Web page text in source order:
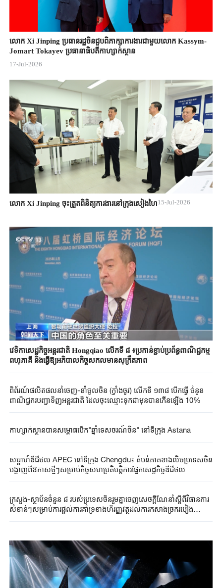
លោក Xi Jinping ប្រធានរដ្ឋចិន​ជួបពិភាក្សា​ការងារជាមួយ​លោក Kassym-
Jomart ​Tokayev ​ប្រធានាធិបតី​កាហ្សាក់ស្ថាន​
17-Jul-2026
លោក Xi Jinping ចុះត្រួតពិនិត្យការងារនៅក្រុងសៀងហៃ15-Jul-2026
វេទិកាសេដ្ឋកិច្ចអន្តរជាតិ​​ Hongqiao​ លើកទី ៨ ៖ប្រកាន់ខ្ជាប់​ប្រព័ន្ធពាណិជ្ជកម្ម​
ពហុភាគី ​និងធ្វើឱ្យ​អភិបាលកិច្ចសកលមានសុក្រឹតភាព
ពិព័រណ៍ផលិតផលនាំចេញ-នាំចូលចិន (ក្វាំងចូវ) លើកទី ១៣៨ បើកធ្វើ ចំនួន
ពាណិជ្ជករបញ្ជាទិញអន្តរជាតិ ដែលចុះឈ្មោះទុកជាមុនបានកើនឡើង 10%
កាហ្សាក់ស្ថានបានសម្ពោធបើក"ឆ្នាំទេសចរណ៍ចិន" នៅទីក្រុង Astana
សប្តាហ៍ឌីជីថល APEC នៅទីក្រុង Chengdu៖ តំបន់ភាគខាងលិចប្រទេសចិន
បង្ហាញពីឱកាសថ្មីៗសម្រាប់កិច្ចសហប្រតិបត្តិការផ្នែកសេដ្ឋកិច្ចឌីជីថល
ក្រសួង-ស្ថាប័នចំនួន ៨ របស់ប្រទេសចិនរួមគ្នាចេញសេចក្តីណែនាំស្តីពីវិធានការ
សំខាន់ៗសម្រាប់ការផ្តល់ការគាំទ្រខាងហិរញ្ញវត្ថុដល់ការកសាងច្រករបៀង